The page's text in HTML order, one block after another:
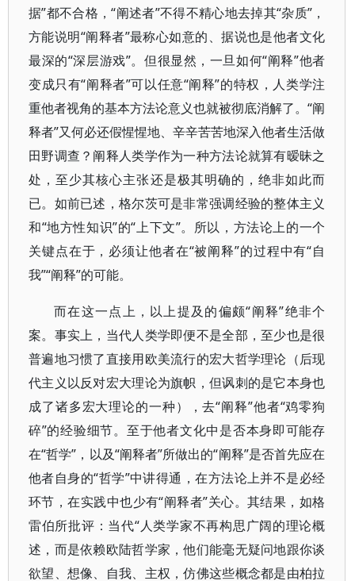
据”都不合格，“阐述者”不得不精心地去掉其“杂质”，
方能说明“阐释者”最称心如意的、据说也是他者文化
最深的“深层游戏”。但很显然，一旦如何“阐释”他者
变成只有“阐释者”可以任意“阐释”的特权，人类学注
重他者视角的基本方法论意义也就被彻底消解了。“阐
释者”又何必还假惺惺地、辛辛苦苦地深入他者生活做
田野调查？阐释人类学作为一种方法论就算有暧昧之
处，至少其核心主张还是极其明确的，绝非如此而
已。如前已述，格尔茨可是非常强调经验的整体主义
和“地方性知识”的“上下文”。所以，方法论上的一个
关键点在于，必须让他者在“被阐释”的过程中有“自
我”“阐释”的可能。
而在这一点上，以上提及的偏颇“阐释”绝非个
案。事实上，当代人类学即便不是全部，至少也是很
普遍地习惯了直接用欧美流行的宏大哲学理论（后现
代主义以反对宏大理论为旗帜，但讽刺的是它本身也
成了诸多宏大理论的一种），去“阐释”他者“鸡零狗
碎”的经验细节。至于他者文化中是否本身即可能存
在“哲学”，以及“阐释者”所做出的“阐释”是否首先应在
他者自身的“哲学”中讲得通，在方法论上并不是必经
环节，在实践中也少有“阐释者”关心。其结果，如格
雷伯所批评：当代“人类学家不再构思广阔的理论概
述，而是依赖欧陆哲学家，他们能毫无疑问地跟你谈
欲望、想像、自我、主权，仿佛这些概念都是由柏拉